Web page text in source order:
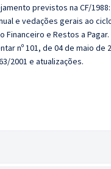
previstos na CF/1988:
e vedações gerais ao
e Restos a
nº 101, de 04 de maio de
2001 e atualizações.